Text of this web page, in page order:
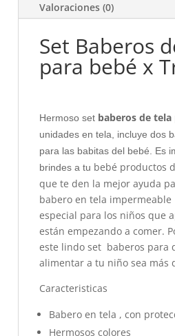
Valoraciones (0)
Set Baberos
para bebé x
Hermoso set baberos de tela
unidades en tela, incluye dos
para las babitas del bebé. Es
brindes a tu bebé productos
que te den la mejor ayuda
babero en tela
especial para los niños que
están empezando a comer.
este lindo set baberos para
alimentar a tu niño sea más
Caracteristicas
Babero en tela , con
Hermosos colores